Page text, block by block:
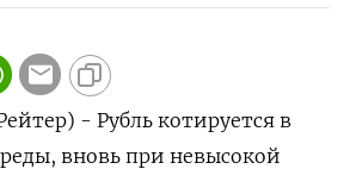
- Рубль котируется в
вновь при невысокой